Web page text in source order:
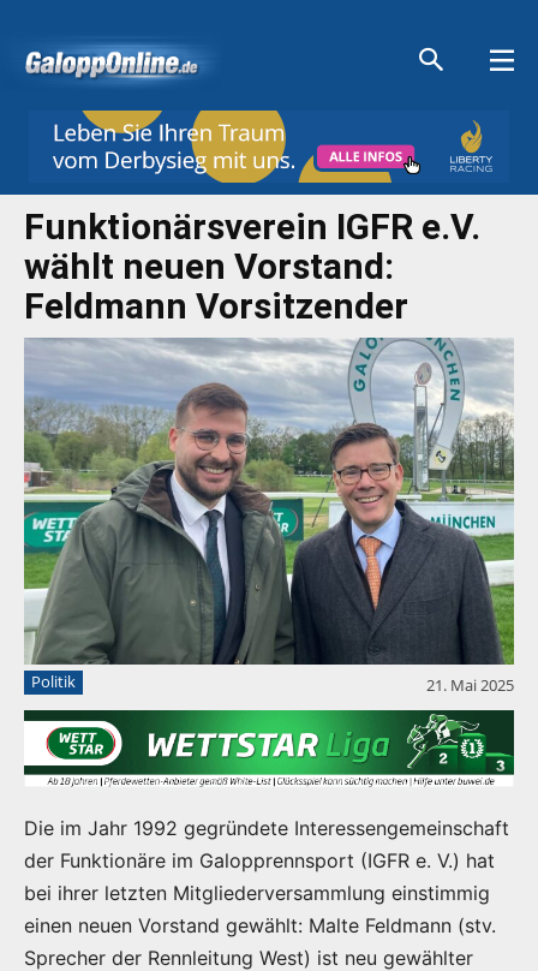
Funktionärsverein IGFR e.V.
wählt neuen Vorstand:
Feldmann Vorsitzender
Politik 21. Mai 2025
Die im Jahr 1992 gegründete Interessengemeinschaft
der Funktionäre im Galopprennsport (IGFR e. V.) hat
bei ihrer letzten Mitgliederversammlung einstimmig
einen neuen Vorstand gewählt: Malte Feldmann (stv.
Sprecher der Rennleitung West) ist neu gewählter